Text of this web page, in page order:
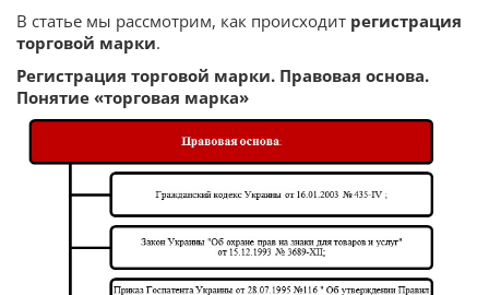
В статье мы рассмотрим, как происходит регистрация
торговой марки.
Регистрация торговой марки. Правовая основа.
Понятие «торговая марка»